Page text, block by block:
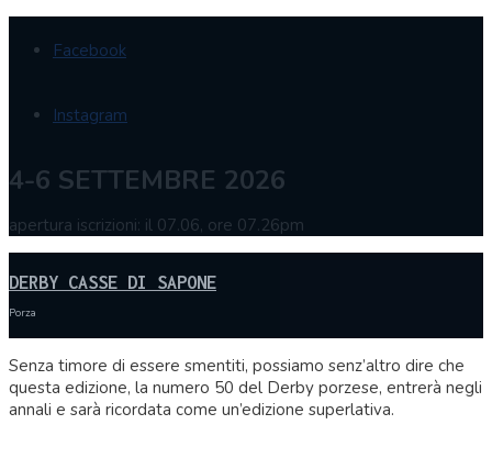
Facebook
Instagram
4-6 SETTEMBRE 2026
apertura iscrizioni: il 07.06, ore 07.26pm
DERBY CASSE DI SAPONE
Porza
Senza timore di essere smentiti, possiamo senz’altro dire che
questa edizione, la numero 50 del Derby porzese, entrerà negli
annali e sarà ricordata come un’edizione superlativa.